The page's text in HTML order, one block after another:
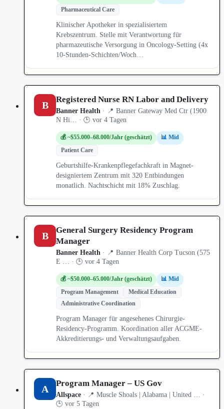
Pharmaceutical Care
Klinischer Apotheker in spezialisiertem
Krebszentrum. Stelle mit Verantwortung für
pharmazeutische Versorgung in Oncology-Setting (4x
10-Stunden-Schichten/Woch…
B Registered Nurse RN Labor and Delivery
Banner Health · 📍 Banner Gateway Med Ctr (1900
N Hi… · 🕒 vor 4 Tagen
💰 ~$55.000–68.000/Jahr (geschätzt)
📊 Mid
Patient Care
Geburtshilfe-Krankenpflegefachkraft in Magnet-
designiertem Zentrum mit 320 Entbindungen
monatlich. Nachtschicht mit 18% Zuschlag.
B
General Surgery Residency Program
Manager
Banner Health · 📍 Banner Health Corp Tucson (575
E … · 🕒 vor 4 Tagen
💰 ~$50.000–65.000/Jahr (geschätzt)
📊 Mid
Program Management
Medical Education
Administrative Coordination
Program Manager für angesehenes Chirurgie-
Residency-Programm. Koordination aller ACGME-
Akkreditierungs- und Verwaltungsaufgaben.
A Program Manager – US Gov
Allspace · 📍 Muscle Shoals | Alabama | United … ·
🕒 vor 5 Tagen